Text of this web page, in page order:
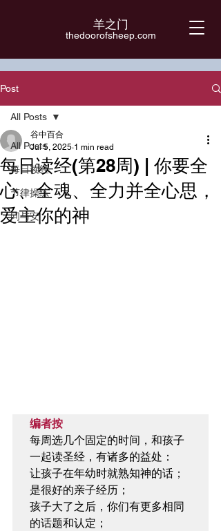
羊之门
​thedoorofsheep.com
Post
All Posts
每日读经
节律操练
问与安
All Posts
每日读经(第28周) | 你要全
心、全魂、全力并全心思，
爱主你的神
谷中百合
Jul 5, 2025 1 min read
编者按
每周选几个固定的时间，和孩子
一起读圣经，有诸多的益处：
让孩子在年幼时就熟知神的话；
是很好的亲子经历；
孩子大了之后，你们有更多相同
的话题和认定；